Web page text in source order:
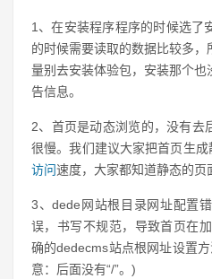
1、在安装程序程序的时候选了
的时候需要读取的数据比较多，
量别去安装体验包，安装那个
告信息。
2、首页是动态浏览的，没有去
很慢。我们建议大家把首页生
访问速度，大家都知道静态的页
3、dede网站根目录网址配置
误，书写不规范，导致首页在
确的dedecms站点根网址设置
意：后面没有“/”。)